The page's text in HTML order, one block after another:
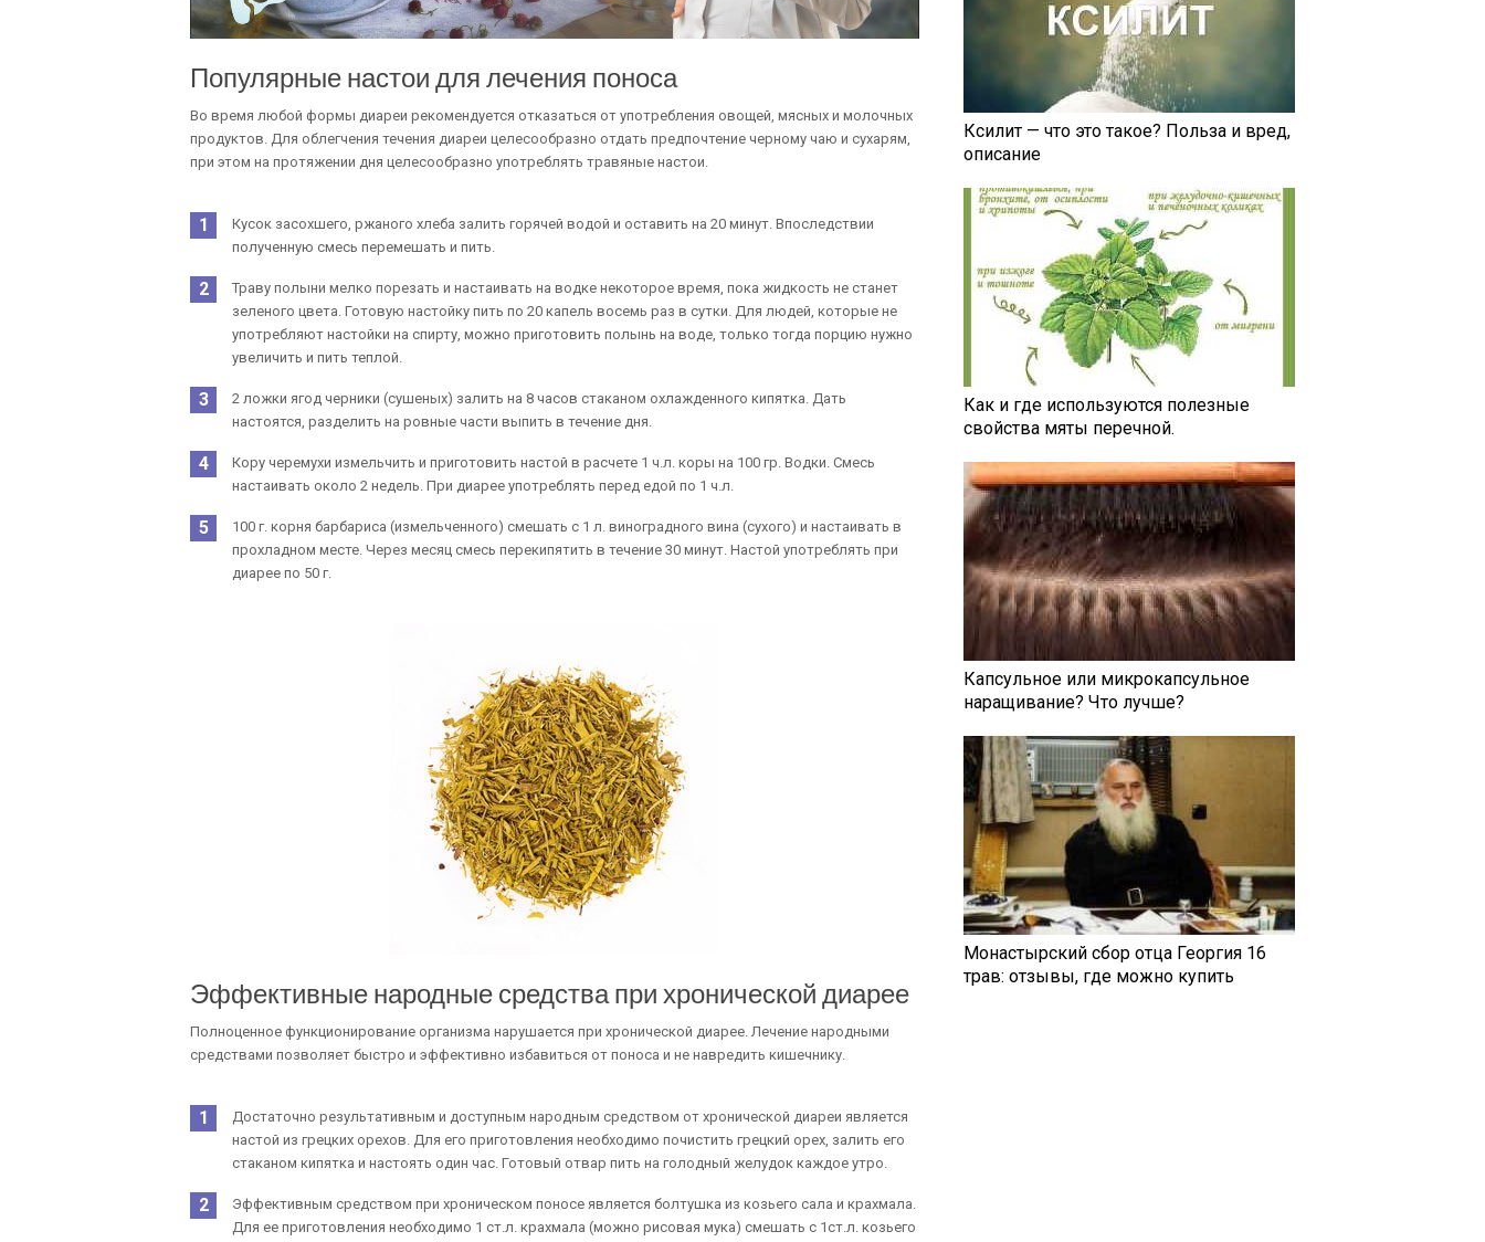
Популярные настои для лечения поноса
Во время любой формы диареи рекомендуется отказаться от употребления овощей, мясных и молочных
продуктов. Для облегчения течения диареи целесообразно отдать предпочтение черному чаю и сухарям,
при этом на протяжении дня целесообразно употреблять травяные настои.
Кусок засохшего, ржаного хлеба залить горячей водой и оставить на 20 минут. Впоследствии
полученную смесь перемешать и пить.
Траву полыни мелко порезать и настаивать на водке некоторое время, пока жидкость не станет
зеленого цвета. Готовую настойку пить по 20 капель восемь раз в сутки. Для людей, которые не
употребляют настойки на спирту, можно приготовить полынь на воде, только тогда порцию нужно
увеличить и пить теплой.
2 ложки ягод черники (сушеных) залить на 8 часов стаканом охлажденного кипятка. Дать
настоятся, разделить на ровные части выпить в течение дня.
Кору черемухи измельчить и приготовить настой в расчете 1 ч.л. коры на 100 гр. Водки. Смесь
настаивать около 2 недель. При диарее употреблять перед едой по 1 ч.л.
100 г. корня барбариса (измельченного) смешать с 1 л. виноградного вина (сухого) и настаивать в
прохладном месте. Через месяц смесь перекипятить в течение 30 минут. Настой употреблять при
диарее по 50 г.
Эффективные народные средства при хронической диарее
Полноценное функционирование организма нарушается при хронической диарее. Лечение народными
средствами позволяет быстро и эффективно избавиться от поноса и не навредить кишечнику.
Достаточно результативным и доступным народным средством от хронической диареи является
настой из грецких орехов. Для его приготовления необходимо почистить грецкий орех, залить его
стаканом кипятка и настоять один час. Готовый отвар пить на голодный желудок каждое утро.
Эффективным средством при хроническом поносе является болтушка из козьего сала и крахмала.
Для ее приготовления необходимо 1 ст.л. крахмала (можно рисовая мука) смешать с 1ст.л. козьего
Ксилит — что это такое? Польза и вред,
описание
Как и где используются полезные
свойства мяты перечной.
Капсульное или микрокапсульное
наращивание? Что лучше?
Монастырский сбор отца Георгия 16
трав: отзывы, где можно купить